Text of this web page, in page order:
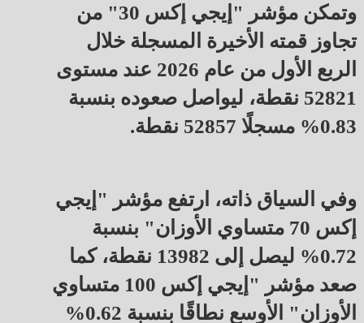
وتمكن مؤشر "إيجي إكس 30" من
تجاوز قمته الأخيرة المسجلة خلال
الربع الأول من عام 2026 عند مستوى
52821 نقطة، ليواصل صعوده بنسبة
0.83% مسجلًا 52857 نقطة.
وفي السياق ذاته، ارتفع مؤشر "إيجي
إكس 70 متساوي الأوزان" بنسبة
0.72% ليصل إلى 13982 نقطة، كما
صعد مؤشر "إيجي إكس 100 متساوي
الأوزان" الأوسع نطاقًا بنسبة 0.62%